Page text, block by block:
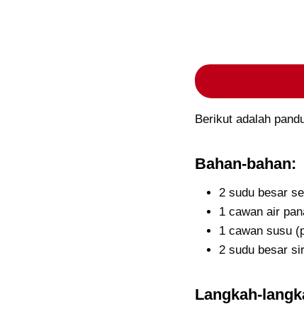
Berikut adalah
Bahan-bahan:
2 sudu besar
1 cawan air
1 cawan susu
2 sudu besar
Langkah-